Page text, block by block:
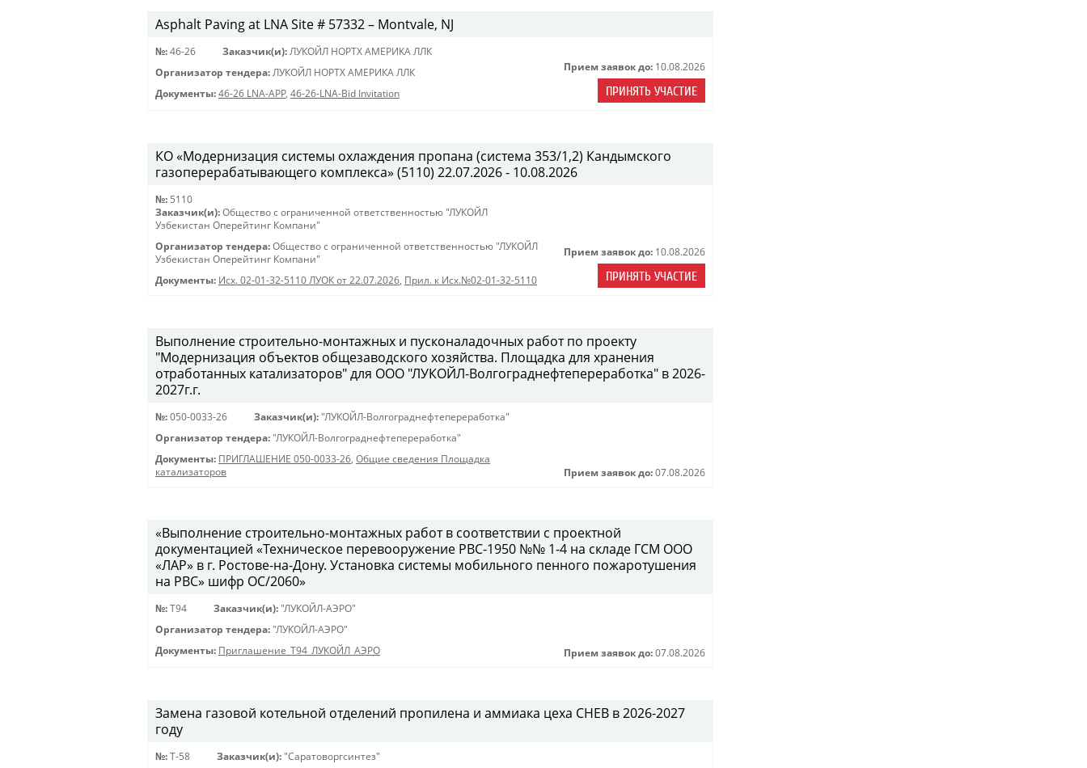
Asphalt Paving at LNA Site # 57332 – Montvale, NJ
№: 46-26 Заказчик(и): ЛУКОЙЛ НОРТХ АМЕРИКА ЛЛК
Организатор тендера: ЛУКОЙЛ НОРТХ АМЕРИКА ЛЛК
Документы: 46-26 LNA-APP, 46-26-LNA-Bid Invitation
Прием заявок до: 10.08.2026
ПРИНЯТЬ УЧАСТИЕ
КО «Модернизация системы охлаждения пропана (система 353/1,2) Кандымского
газоперерабатывающего комплекса» (5110) 22.07.2026 - 10.08.2026
№: 5110
Заказчик(и): Общество с ограниченной ответственностью "ЛУКОЙЛ
Узбекистан Оперейтинг Компани"
Организатор тендера: Общество с ограниченной ответственностью "ЛУКОЙЛ
Узбекистан Оперейтинг Компани"
Документы: Исх. 02-01-32-5110 ЛУОК от 22.07.2026, Прил. к Исх.№02-01-32-5110
Прием заявок до: 10.08.2026
ПРИНЯТЬ УЧАСТИЕ
Выполнение строительно-монтажных и пусконаладочных работ по проекту
"Модернизация объектов общезаводского хозяйства. Площадка для хранения
отработанных катализаторов" для ООО "ЛУКОЙЛ-Волгограднефтепереработка" в 2026-
2027г.г.
№: 050-0033-26 Заказчик(и): "ЛУКОЙЛ-Волгограднефтепереработка"
Организатор тендера: "ЛУКОЙЛ-Волгограднефтепереработка"
Документы: ПРИГЛАШЕНИЕ 050-0033-26, Общие сведения Площадка
катализаторов
Прием заявок до: 07.08.2026
«Выполнение строительно-монтажных работ в соответствии с проектной
документацией «Техническое перевооружение РВС-1950 №№ 1-4 на складе ГСМ ООО
«ЛАР» в г. Ростове-на-Дону. Установка системы мобильного пенного пожаротушения
на РВС» шифр ОС/2060»
№: Т94 Заказчик(и): "ЛУКОЙЛ-АЭРО"
Организатор тендера: "ЛУКОЙЛ-АЭРО"
Документы: Приглашение_Т94_ЛУКОЙЛ_АЭРО Прием заявок до: 07.08.2026
Замена газовой котельной отделений пропилена и аммиака цеха СНЕВ в 2026-2027
году
№: Т-58 Заказчик(и): "Саратоворгсинтез"